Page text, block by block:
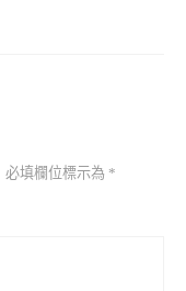
必填欄位標示為 *